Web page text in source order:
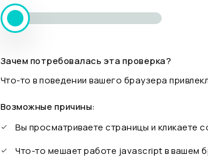
Зачем потребовалась эта проверка?
Что-то в поведении вашего браузера
Возможные причины:
Вы просматриваете страницы и
Что-то мешает работе javascript в вашем